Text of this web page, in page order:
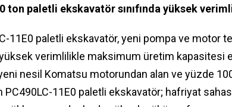
ton paletli ekskavatör sınıfında yüksek
11E0 paletli ekskavatör, yeni pompa ve motor
yüksek verimlilikle maksimum üretim kapasitesi
nesil Komatsu motorundan alan ve yüzde
11E0 paletli ekskavatör; hafriyat